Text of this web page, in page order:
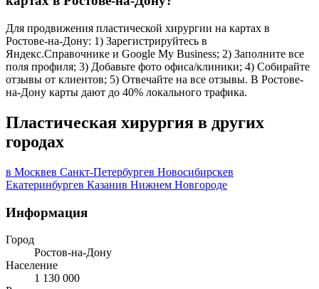
Для продвижения пластической хирургии на картах в
Ростове-на-Дону: 1) Зарегистрируйтесь в
Яндекс.Справочнике и Google My Business; 2) Заполните все
поля профиля; 3) Добавьте фото офиса/клиники; 4) Собирайте
отзывы от клиентов; 5) Отвечайте на все отзывы. В Ростове-
на-Дону карты дают до 40% локального трафика.
Пластическая хирургия в других
городах
в Москвев Санкт-Петербургев Новосибирскев
Екатеринбургев Казанив Нижнем Новгороде
Информация
Город
Ростов-на-Дону
Население
1 130 000